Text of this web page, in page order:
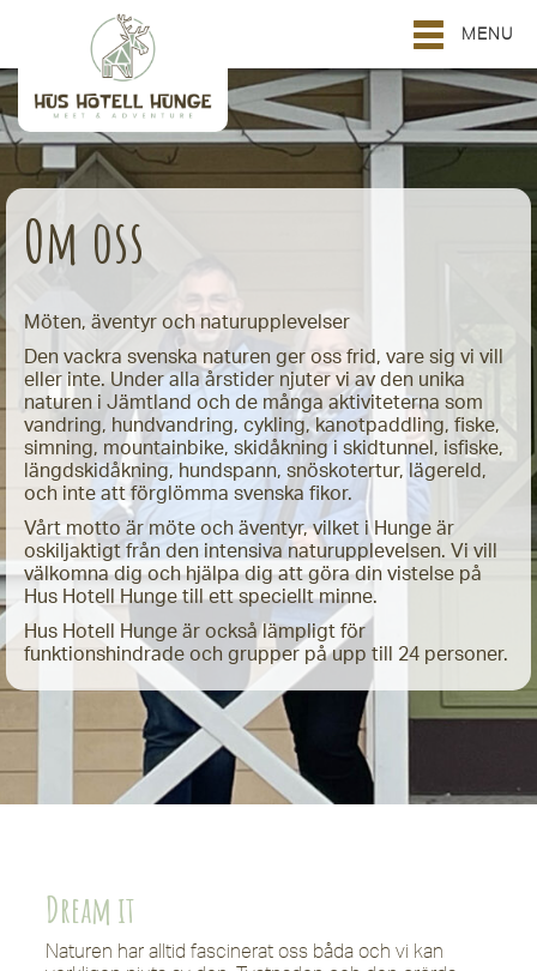
MENU
Om oss
Möten, äventyr och naturupplevelser
Den vackra svenska naturen ger oss frid, vare sig vi vill
eller inte. Under alla årstider njuter vi av den unika
naturen i Jämtland och de många aktiviteterna som
vandring, hundvandring, cykling, kanotpaddling, fiske,
simning, mountainbike, skidåkning i skidtunnel, isfiske,
längdskidåkning, hundspann, snöskotertur, lägereld,
och inte att förglömma svenska fikor.
Vårt motto är möte och äventyr, vilket i Hunge är
oskiljaktigt från den intensiva naturupplevelsen. Vi vill
välkomna dig och hjälpa dig att göra din vistelse på
Hus Hotell Hunge till ett speciellt minne.
Hus Hotell Hunge är också lämpligt för
funktionshindrade och grupper på upp till 24 personer.
Dream it
Naturen har alltid fascinerat oss båda och vi kan